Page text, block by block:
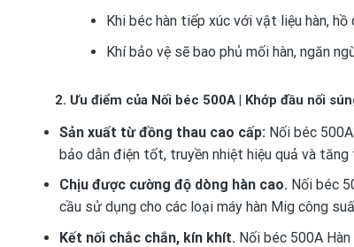
Khi béc hàn tiếp xúc với vật liệu hàn,
Khí bảo vệ sẽ bao phủ mối hàn, ngăn
2. Ưu điểm của Nối béc 500A | Khớp đầu nối
Sản xuất từ đồng thau cao cấp:Nối béc 500A
bảo dẫn điện tốt, truyền nhiệt hiệu quả và
Chịu được cường độ dòng hàn cao.Nối béc
cầu sử dụng cho các loại máy hàn Mig công
Kết nối chắc chắn, kín khít.Nối béc 500A Hàn